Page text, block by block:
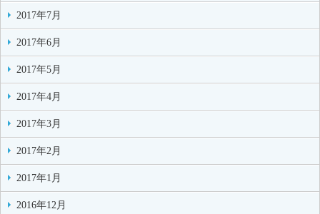
2017年7月
2017年6月
2017年5月
2017年4月
2017年3月
2017年2月
2017年1月
2016年12月